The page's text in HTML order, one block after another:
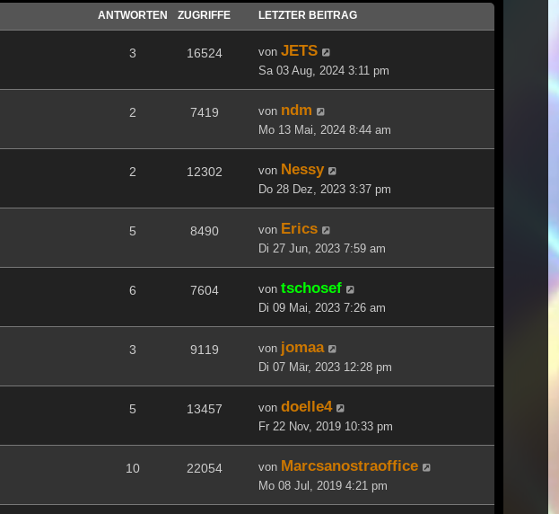
ANTWORTEN ZUGRIFFE LETZTER BEITRAG
3 16524 von JETS
Sa 03 Aug, 2024 3:11 pm
2 7419 von ndm
Mo 13 Mai, 2024 8:44 am
2 12302 von Nessy
Do 28 Dez, 2023 3:37 pm
5 8490 von Erics
Di 27 Jun, 2023 7:59 am
6 7604 von tschosef
Di 09 Mai, 2023 7:26 am
3 9119 von jomaa
Di 07 Mär, 2023 12:28 pm
5 13457 von doelle4
Fr 22 Nov, 2019 10:33 pm
10 22054 von Marcsanostraoffice
Mo 08 Jul, 2019 4:21 pm